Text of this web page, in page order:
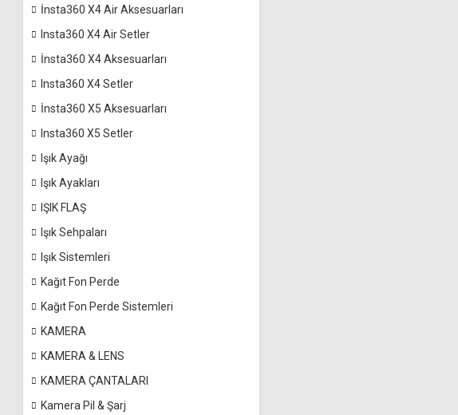
İnsta360 X4 Air Aksesuarları
Insta360 X4 Air Setler
İnsta360 X4 Aksesuarları
Insta360 X4 Setler
İnsta360 X5 Aksesuarları
Insta360 X5 Setler
Işık Ayağı
Işık Ayakları
IŞIK FLAŞ
Işık Sehpaları
Işık Sistemleri
Kağıt Fon Perde
Kağıt Fon Perde Sistemleri
KAMERA
KAMERA & LENS
KAMERA ÇANTALARI
Kamera Pil & Şarj